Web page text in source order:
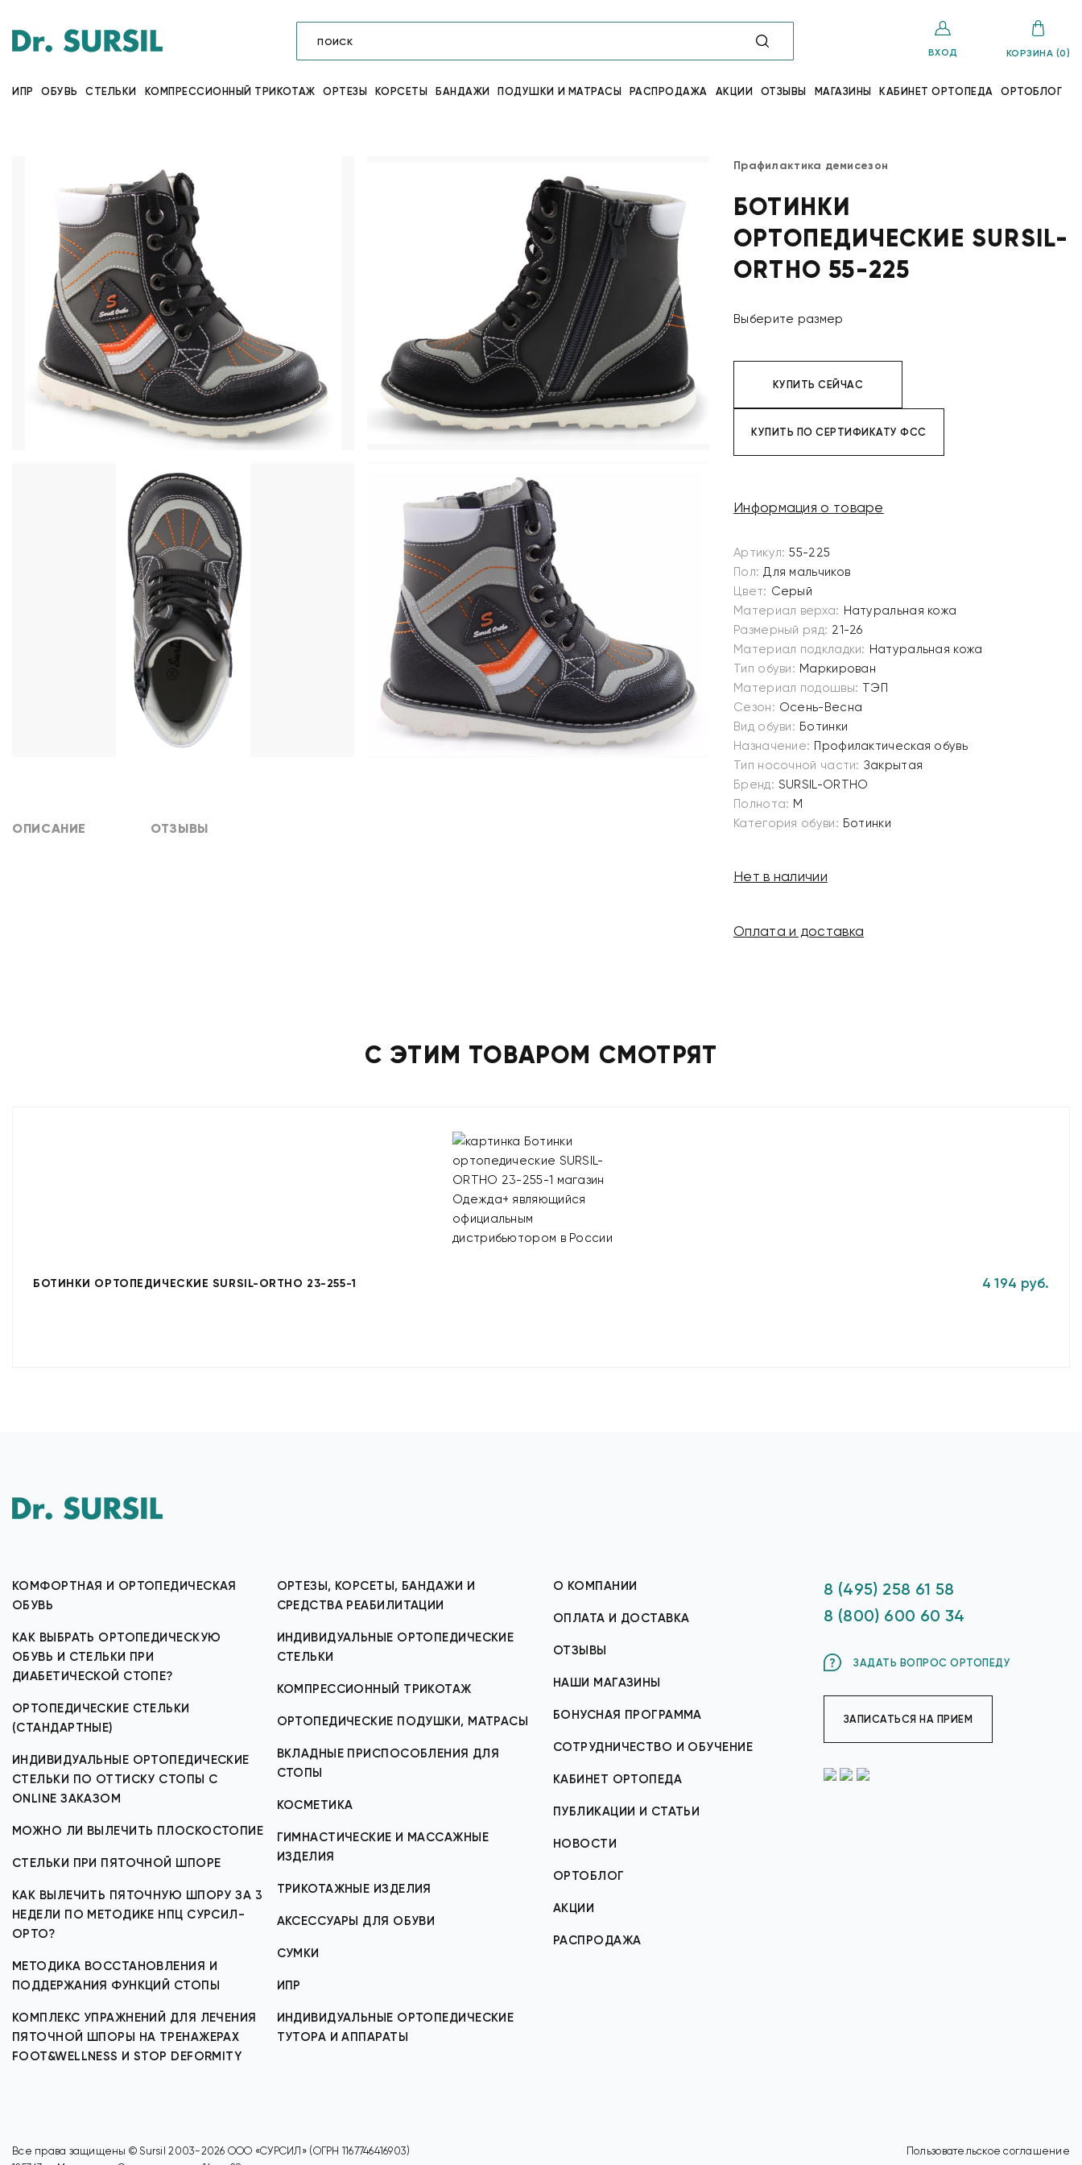
ВХОД КОРЗИНА (0)
ИПР ОБУВЬ СТЕЛЬКИ КОМПРЕССИОННЫЙ ТРИКОТАЖ ОРТЕЗЫ КОРСЕТЫ БАНДАЖИ ПОДУШКИ И МАТРАСЫ РАСПРОДАЖА АКЦИИ ОТЗЫВЫ МАГАЗИНЫ КАБИНЕТ ОРТОПЕДА ОРТОБЛОГ
ОПИСАНИЕ ОТЗЫВЫ
Прафилактика демисезон
БОТИНКИ
ОРТОПЕДИЧЕСКИЕ SURSIL-
ORTHO 55-225
Выберите размер
КУПИТЬ СЕЙЧАС
КУПИТЬ ПО СЕРТИФИКАТУ ФСС
Информация о товаре
Артикул: 55-225
Пол: Для мальчиков
Цвет: Серый
Материал верха: Натуральная кожа
Размерный ряд: 21-26
Материал подкладки: Натуральная кожа
Тип обуви: Маркирован
Материал подошвы: ТЭП
Сезон: Осень-Весна
Вид обуви: Ботинки
Назначение: Профилактическая обувь
Тип носочной части: Закрытая
Бренд: SURSIL-ORTHO
Полнота: M
Категория обуви: Ботинки
Нет в наличии
Оплата и доставка
С ЭТИМ ТОВАРОМ СМОТРЯТ
БОТИНКИ ОРТОПЕДИЧЕСКИЕ SURSIL-ORTHO 23-255-1 4 194 руб.
КОМФОРТНАЯ И ОРТОПЕДИЧЕСКАЯ
ОБУВЬ
КАК ВЫБРАТЬ ОРТОПЕДИЧЕСКУЮ
ОБУВЬ И СТЕЛЬКИ ПРИ
ДИАБЕТИЧЕСКОЙ СТОПЕ?
ОРТОПЕДИЧЕСКИЕ СТЕЛЬКИ
(СТАНДАРТНЫЕ)
ИНДИВИДУАЛЬНЫЕ ОРТОПЕДИЧЕСКИЕ
СТЕЛЬКИ ПО ОТТИСКУ СТОПЫ С
ONLINE ЗАКАЗОМ
МОЖНО ЛИ ВЫЛЕЧИТЬ ПЛОСКОСТОПИЕ
СТЕЛЬКИ ПРИ ПЯТОЧНОЙ ШПОРЕ
КАК ВЫЛЕЧИТЬ ПЯТОЧНУЮ ШПОРУ ЗА 3
НЕДЕЛИ ПО МЕТОДИКЕ НПЦ СУРСИЛ-
ОРТО?
МЕТОДИКА ВОССТАНОВЛЕНИЯ И
ПОДДЕРЖАНИЯ ФУНКЦИЙ СТОПЫ
КОМПЛЕКС УПРАЖНЕНИЙ ДЛЯ ЛЕЧЕНИЯ
ПЯТОЧНОЙ ШПОРЫ НА ТРЕНАЖЕРАХ
FOOT&WELLNESS И STOP DEFORMITY
ОРТЕЗЫ, КОРСЕТЫ, БАНДАЖИ И
СРЕДСТВА РЕАБИЛИТАЦИИ
ИНДИВИДУАЛЬНЫЕ ОРТОПЕДИЧЕСКИЕ
СТЕЛЬКИ
КОМПРЕССИОННЫЙ ТРИКОТАЖ
ОРТОПЕДИЧЕСКИЕ ПОДУШКИ, МАТРАСЫ
ВКЛАДНЫЕ ПРИСПОСОБЛЕНИЯ ДЛЯ
СТОПЫ
КОСМЕТИКА
ГИМНАСТИЧЕСКИЕ И МАССАЖНЫЕ
ИЗДЕЛИЯ
ТРИКОТАЖНЫЕ ИЗДЕЛИЯ
АКСЕССУАРЫ ДЛЯ ОБУВИ
СУМКИ
ИПР
ИНДИВИДУАЛЬНЫЕ ОРТОПЕДИЧЕСКИЕ
ТУТОРА И АППАРАТЫ
О КОМПАНИИ
ОПЛАТА И ДОСТАВКА
ОТЗЫВЫ
НАШИ МАГАЗИНЫ
БОНУСНАЯ ПРОГРАММА
СОТРУДНИЧЕСТВО И ОБУЧЕНИЕ
КАБИНЕТ ОРТОПЕДА
ПУБЛИКАЦИИ И СТАТЬИ
НОВОСТИ
ОРТОБЛОГ
АКЦИИ
РАСПРОДАЖА
8 (495) 258 61 58
8 (800) 600 60 34
ЗАДАТЬ ВОПРОС ОРТОПЕДУ
ЗАПИСАТЬСЯ НА ПРИЕМ
Все права защищены © Sursil 2003-2026 ООО «СУРСИЛ» (ОГРН 1167746416903)
Пользовательское соглашение